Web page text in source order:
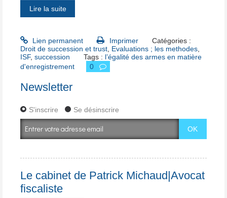
Lire la suite
Lien permanent Imprimer
Catégories :
Droit de succession et trust Evaluations ; les methodes
ISF, succession Tags : l’égalité des armes en matière
d'enregistrement
0
Newsletter
S'inscrire Se désinscrire
Le cabinet de Patrick Michaud|Avocat
fiscaliste